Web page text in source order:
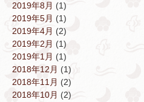
2019年8月 (1)
2019年5月 (1)
2019年4月 (2)
2019年2月 (1)
2019年1月 (1)
2018年12月 (1)
2018年11月 (2)
2018年10月 (2)